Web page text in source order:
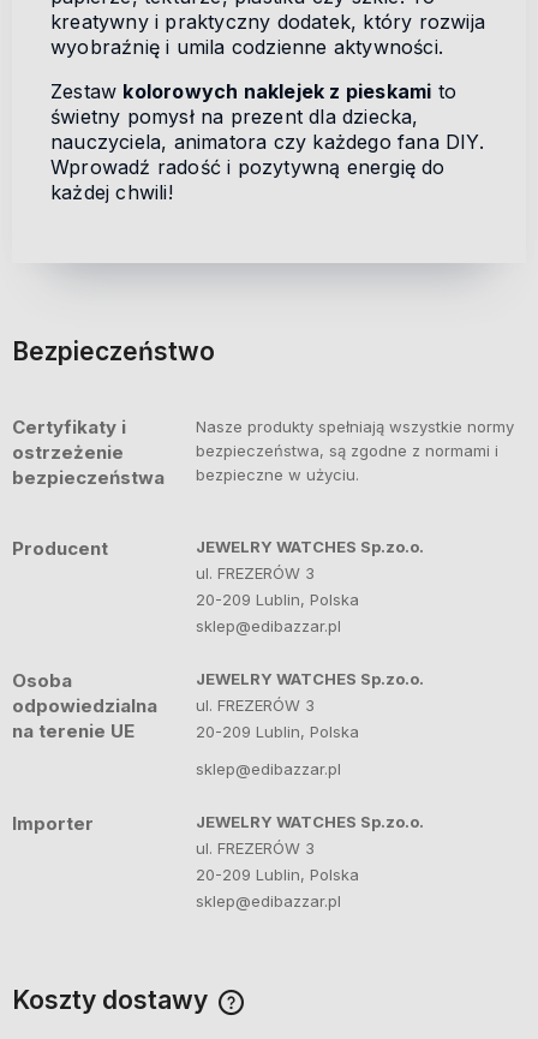
kreatywny i praktyczny dodatek, który rozwija
wyobraźnię i umila codzienne aktywności.
Zestaw kolorowych naklejek z pieskami to
świetny pomysł na prezent dla dziecka,
nauczyciela, animatora czy każdego fana DIY.
Wprowadź radość i pozytywną energię do
każdej chwili!
Bezpieczeństwo
Certyfikaty i
ostrzeżenie
bezpieczeństwa
Nasze produkty spełniają wszystkie normy
bezpieczeństwa, są zgodne z normami i
bezpieczne w użyciu.
Producent
JEWELRY WATCHES Sp.zo.o.
ul. FREZERÓW 3
20-209 Lublin, Polska
sklep@edibazzar.pl
Osoba
odpowiedzialna
na terenie UE
JEWELRY WATCHES Sp.zo.o.
ul. FREZERÓW 3
20-209 Lublin, Polska
sklep@edibazzar.pl
Importer
JEWELRY WATCHES Sp.zo.o.
ul. FREZERÓW 3
20-209 Lublin, Polska
sklep@edibazzar.pl
Koszty dostawy